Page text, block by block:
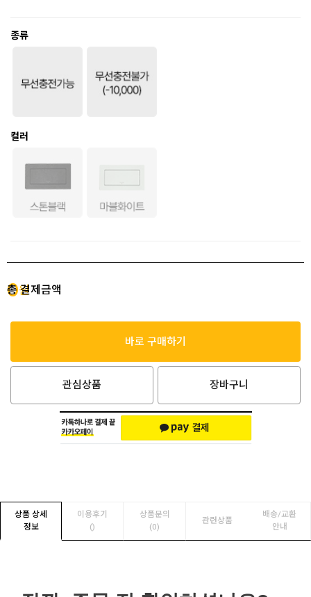
종류
컬러
총 결제금액
0원
바로 구매하기
관심상품 장바구니
상품 상세
정보
이용후기
()
상품문의
(0)
관련상품
배송/교환
안내